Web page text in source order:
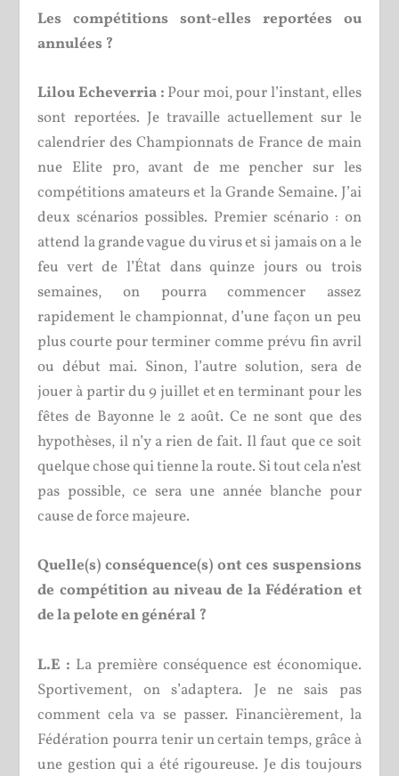
Les compétitions sont-elles reportées ou
annulées ?
Lilou Echeverria : Pour moi, pour l’instant, elles
sont reportées. Je travaille actuellement sur le
calendrier des Championnats de France de main
nue Elite pro, avant de me pencher sur les
compétitions amateurs et la Grande Semaine. J’ai
deux scénarios possibles. Premier scénario : on
attend la grande vague du virus et si jamais on a le
feu vert de l’État dans quinze jours ou trois
semaines, on pourra commencer assez
rapidement le championnat, d’une façon un peu
plus courte pour terminer comme prévu fin avril
ou début mai. Sinon, l’autre solution, sera de
jouer à partir du 9 juillet et en terminant pour les
fêtes de Bayonne le 2 août. Ce ne sont que des
hypothèses, il n’y a rien de fait. Il faut que ce soit
quelque chose qui tienne la route. Si tout cela n’est
pas possible, ce sera une année blanche pour
cause de force majeure.
Quelle(s) conséquence(s) ont ces suspensions
de compétition au niveau de la Fédération et
de la pelote en général ?
L.E : La première conséquence est économique.
Sportivement, on s’adaptera. Je ne sais pas
comment cela va se passer. Financièrement, la
Fédération pourra tenir un certain temps, grâce à
une gestion qui a été rigoureuse. Je dis toujours